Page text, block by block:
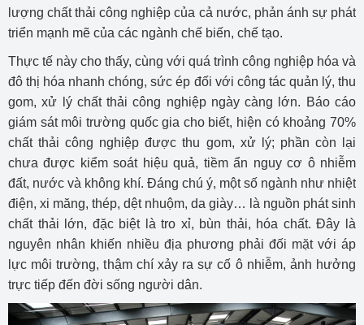
lượng chất thải công nghiệp của cả nước, phản ánh sự phát
triển mạnh mẽ của các ngành chế biến, chế tạo.
Thực tế này cho thấy, cùng với quá trình công nghiệp hóa và
đô thị hóa nhanh chóng, sức ép đối với công tác quản lý, thu
gom, xử lý chất thải công nghiệp ngày càng lớn. Báo cáo
giám sát môi trường quốc gia cho biết, hiện có khoảng 70%
chất thải công nghiệp được thu gom, xử lý; phần còn lại
chưa được kiểm soát hiệu quả, tiềm ẩn nguy cơ ô nhiễm
đất, nước và không khí. Đáng chú ý, một số ngành như nhiệt
điện, xi măng, thép, dệt nhuộm, da giày… là nguồn phát sinh
chất thải lớn, đặc biệt là tro xỉ, bùn thải, hóa chất. Đây là
nguyên nhân khiến nhiều địa phương phải đối mặt với áp
lực môi trường, thậm chí xảy ra sự cố ô nhiễm, ảnh hưởng
trực tiếp đến đời sống người dân.